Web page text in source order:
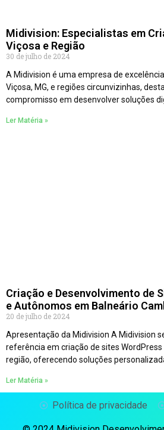
Midivision: Especialistas em
Viçosa e Região
30 de julho de 2024
A Midivision é uma empresa de
Viçosa, MG, e regiões circunvizinhas,
compromisso em desenvolver soluções
Ler Matéria »
Criação e Desenvolvimento de
e Autônomos em Balneário
20 de julho de 2024
Apresentação da Midivision A Midivision
referência em criação de sites
região, oferecendo soluções
Ler Matéria »
Política de privacidade